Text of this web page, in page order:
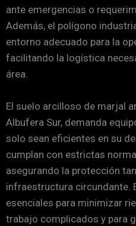
ante emergencias o
Además, el polígono
entorno adecuado para la
facilitando la logística
área.
El suelo arcilloso de marjal
Albufera Sur, demanda
solo sean eficientes en su
cumplan con estrictas
asegurando la protección
infraestructura circundante.
esenciales para minimizar
trabajo complicados y para